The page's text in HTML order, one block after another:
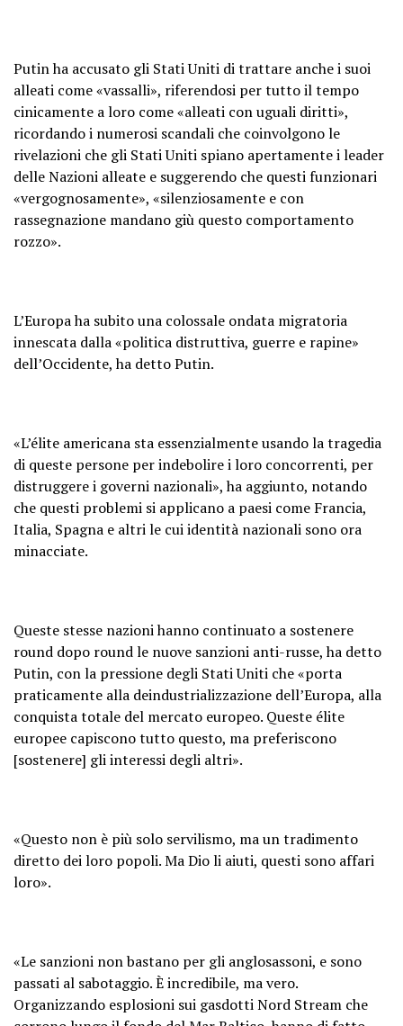
Putin ha accusato gli Stati Uniti di trattare anche i suoi
alleati come «vassalli», riferendosi per tutto il tempo
cinicamente a loro come «alleati con uguali diritti»,
ricordando i numerosi scandali che coinvolgono le
rivelazioni che gli Stati Uniti spiano apertamente i leader
delle Nazioni alleate e suggerendo che questi funzionari
«vergognosamente», «silenziosamente e con
rassegnazione mandano giù questo comportamento
rozzo».
L’Europa ha subito una colossale ondata migratoria
innescata dalla «politica distruttiva, guerre e rapine»
dell’Occidente, ha detto Putin.
«L’élite americana sta essenzialmente usando la tragedia
di queste persone per indebolire i loro concorrenti, per
distruggere i governi nazionali», ha aggiunto, notando
che questi problemi si applicano a paesi come Francia,
Italia, Spagna e altri le cui identità nazionali sono ora
minacciate.
Queste stesse nazioni hanno continuato a sostenere
round dopo round le nuove sanzioni anti-russe, ha detto
Putin, con la pressione degli Stati Uniti che «porta
praticamente alla deindustrializzazione dell’Europa, alla
conquista totale del mercato europeo. Queste élite
europee capiscono tutto questo, ma preferiscono
[sostenere] gli interessi degli altri».
«Questo non è più solo servilismo, ma un tradimento
diretto dei loro popoli. Ma Dio li aiuti, questi sono affari
loro».
«Le sanzioni non bastano per gli anglosassoni, e sono
passati al sabotaggio. È incredibile, ma vero.
Organizzando esplosioni sui gasdotti Nord Stream che